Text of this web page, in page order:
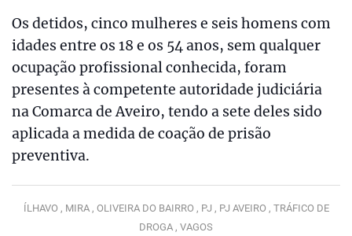
Os detidos, cinco mulheres e seis homens com
idades entre os 18 e os 54 anos, sem qualquer
ocupação profissional conhecida, foram
presentes à competente autoridade judiciária
na Comarca de Aveiro, tendo a sete deles sido
aplicada a medida de coação de prisão
preventiva.
ÍLHAVO , MIRA , OLIVEIRA DO BAIRRO , PJ , PJ AVEIRO , TRÁFICO DE
DROGA , VAGOS